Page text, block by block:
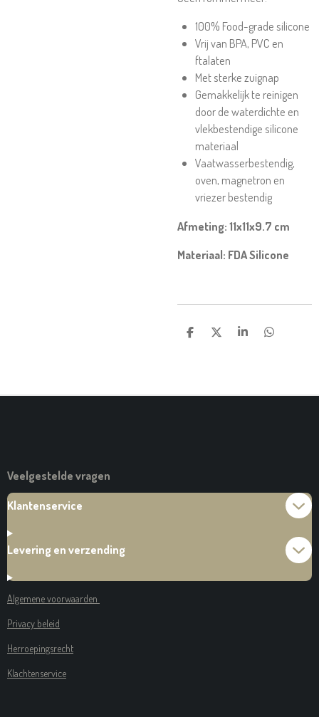
100% Food-grade silicone
Vrij van BPA, PVC en
ftalaten
Met sterke zuignap
Gemakkelijk te reinigen
door de waterdichte en
vlekbestendige silicone
materiaal
Vaatwasserbestendig,
oven, magnetron en
vriezer bestendig
Afmeting: 11x11x9.7 cm
Materiaal: FDA Silicone
D
D
S
D
Veelgestelde vragen
Klantenservice
Levering en verzending
Algemene voorwaarden
Privacy beleid
Herroepingsrecht
Klachtenservice